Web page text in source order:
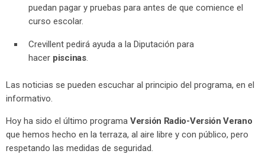
puedan pagar y pruebas para antes de que comience el
curso escolar.
Crevillent pedirá ayuda a la Diputación para
hacer piscinas.
Las noticias se pueden escuchar al principio del programa, en el
informativo.
Hoy ha sido el último programa Versión Radio-Versión Verano
que hemos hecho en la terraza, al aire libre y con público, pero
respetando las medidas de seguridad.